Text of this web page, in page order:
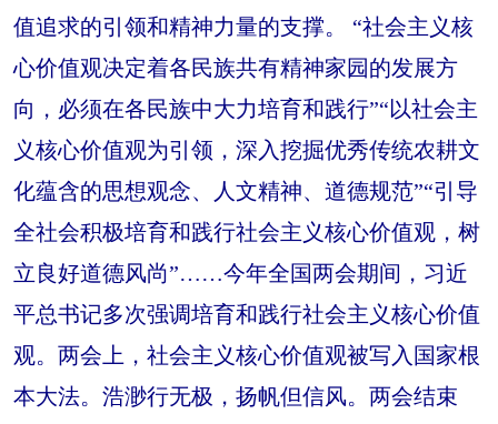
值追求的引领和精神力量的支撑。 “社会主义核
心价值观决定着各民族共有精神家园的发展方
向，必须在各民族中大力培育和践行”“以社会主
义核心价值观为引领，深入挖掘优秀传统农耕文
化蕴含的思想观念、人文精神、道德规范”“引导
全社会积极培育和践行社会主义核心价值观，树
立良好道德风尚”……今年全国两会期间，习近
平总书记多次强调培育和践行社会主义核心价值
观。两会上，社会主义核心价值观被写入国家根
本大法。浩渺行无极，扬帆但信风。两会结束